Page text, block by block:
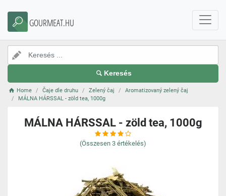
GOURMEAT.HU
Keresés
Home Čaje dle druhu Zelený čaj
Aromatizovaný zelený čaj
MÁLNA HÁRSSAL - zöld tea, 1000g
MÁLNA HÁRSSAL - zöld tea, 1000g
(Összesen 3 értékelés)